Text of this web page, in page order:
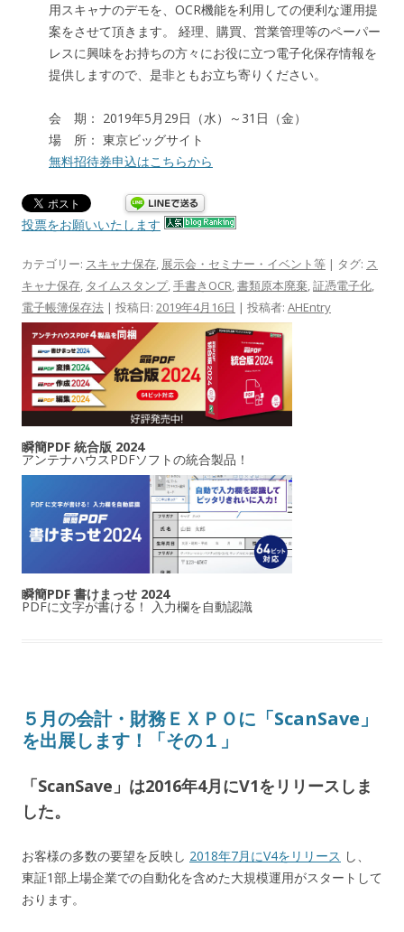
用スキャナのデモを、OCR機能を利用しての便利な運用提
案をさせて頂きます。 経理、購買、営業管理等のペーパー
レスに興味をお持ちの方々にお役に立つ電子化保存情報を
提供しますので、是非ともお立ち寄りください。
会 期： 2019年5月29日（水）～31日（金）
場 所： 東京ビッグサイト
無料招待券申込はこちらから
投票をお願いいたします
カテゴリー: スキャナ保存, 展示会・セミナー・イベント等 | タグ: ス
キャナ保存, タイムスタンプ,手書きOCR,書類原本廃棄,証憑電子化,
電子帳簿保存法 | 投稿日: 2019年4月16日 | 投稿者: AHEntry
瞬簡PDF 統合版 2024
アンテナハウスPDFソフトの統合製品！
瞬簡PDF 書けまっせ 2024
PDFに文字が書ける！ 入力欄を自動認識
５月の会計・財務ＥＸＰＯに「ScanSave」
を出展します！「その１」
「ScanSave」は2016年4月にV1をリリースしま
した。
お客様の多数の要望を反映し 2018年7月にV4をリリース し、
東証1部上場企業での自動化を含めた大規模運用がスタートして
おります。